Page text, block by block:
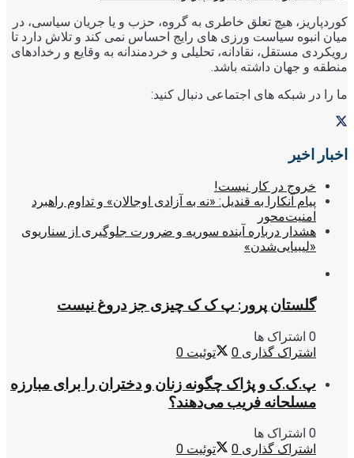
کوردپاریز، هیچ تعلق خاطری به گروه، حزب و یا جریان سیاسی، در
میان انبوه سیاست ورزی های رایج احساس نمی کند و تلاش دارد تا
رویکردی مستقل، نقادانه، تحلیلی و خردمندانه به وقایع و رخدادهای
منطقه و جهان داشته باشد.
ما را در شبکه های اجتماعی دنبال کنید:
اخبار اخیر
خروج در کار نیست!
پیام آنکارا به قندیل: «نه به آزادی اوجالان» و تداوم راهبرد
امنیت‌محور
هشدار درباره آینده سوریه و ضرورت جلوگیری از سناریوی
«لیبیایی‌شدن»
گلستان پرور: پ ک ک چیزی جز دروغ نیست
0 اشتراک ها
اشتراک گذاری 0 توئیت 0
پ.ک.ک و پژاک چگونه زنان و دختران را برای مبارزه
مسلحانه فریب می‌دهند؟
0 اشتراک ها
اشتراک گذاری 0 توئیت 0